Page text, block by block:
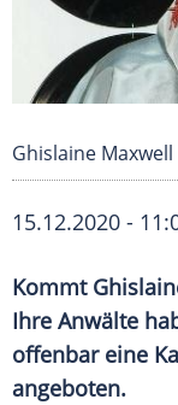
Ghislaine
15.12.2020 -
Kommt
Ihre Anwälte
offenbar eine
angeboten.